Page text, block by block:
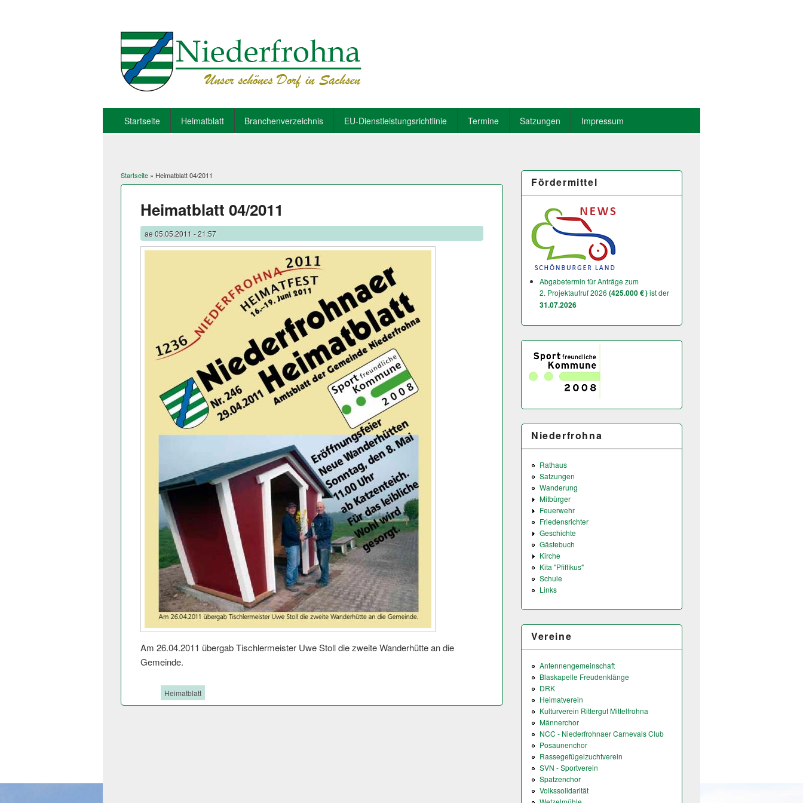
Startseite Heimatblatt Branchenverzeichnis EU-Dienstleistungsrichtlinie Termine Satzungen Impressum
Sie sind hier
Startseite » Heimatblatt 04/2011
Heimatblatt 04/2011
ae05.05.2011 - 21:57
Am 26.04.2011 übergab Tischlermeister Uwe Stoll die zweite Wanderhütte an die
Gemeinde.
Heimatblatt
Fördermittel
Abgabetermin für Anträge zum
2. Projektaufruf 2026 (425.000 € )ist der
31.07.2026
Niederfrohna
Rathaus
Satzungen
Wanderung
Mitbürger
Feuerwehr
Friedensrichter
Geschichte
Gästebuch
Kirche
Kita "Pfiffikus"
Schule
Links
Vereine
Antennengemeinschaft
Blaskapelle Freudenklänge
DRK
Heimatverein
Kulturverein Rittergut Mittelfrohna
Männerchor
NCC - Niederfrohnaer Carnevals Club
Posaunenchor
Rassegefügelzuchtverein
SVN - Sportverein
Spatzenchor
Volkssolidarität